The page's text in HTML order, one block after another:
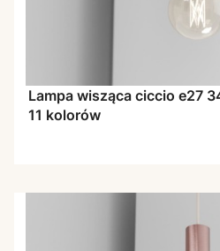
Lampa wisząca ciccio e27
11 kolorów